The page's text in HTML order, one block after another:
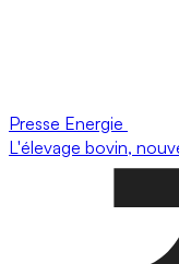
Presse Energie
L'élevage bovin,